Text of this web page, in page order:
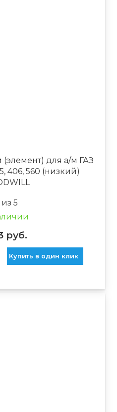
для а/м ГАЗ
406, 560 (низкий)
из 5
руб.
Купить в один клик